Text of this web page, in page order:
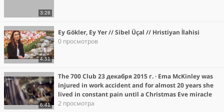
3:28
4:51
Ey Gökler, Ey Yer // Sibel Üçal // Hristiyan İlahisi
0 просмотров
6:41
The 700 Club 23 декабря 2015 г. · Ema McKinley was
injured in work accident and for almost 20 years she
lived in constant pain until a Christmas Eve miracle
changed her life forever. http://share.cbn.com/44qve
2 просмотра